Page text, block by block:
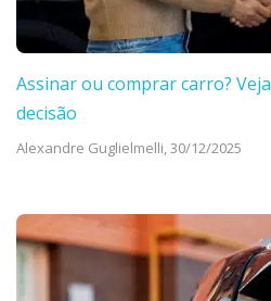
Assinar ou comprar carro?
decisão
Alexandre Guglielmelli,30/12/2025